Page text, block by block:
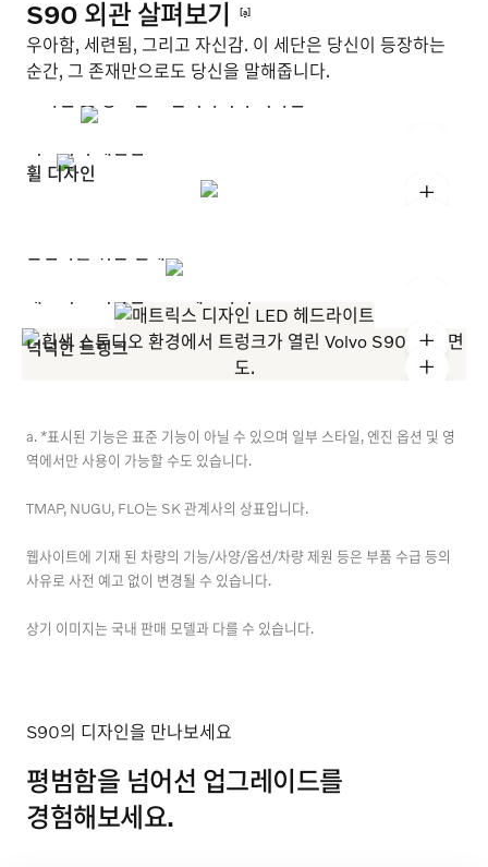
S90 외관 살펴보기 [a]
우아함, 세련됨, 그리고 자신감. 이 세단은 당신이 등장하는
순간, 그 존재만으로도 당신을 말해줍니다.
+
휠 디자인
+
+
넉넉한 트렁크
a. *표시된 기능은 표준 기능이 아닐 수 있으며 일부 스타일, 엔진 옵션 및 영
역에서만 사용이 가능할 수도 있습니다.
TMAP, NUGU, FLO는 SK 관계사의 상표입니다.
웹사이트에 기재 된 차량의 기능/사양/옵션/차량 제원 등은 부품 수급 등의
사유로 사전 예고 없이 변경될 수 있습니다.
상기 이미지는 국내 판매 모델과 다를 수 있습니다.
S90의 디자인을 만나보세요
평범함을 넘어선 업그레이드를
경험해보세요.